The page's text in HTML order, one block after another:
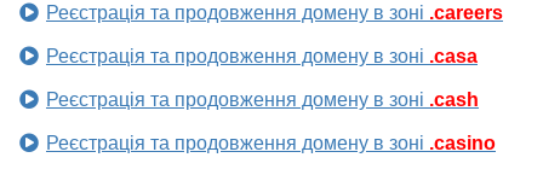
Реєстрація та продовження домену в зоні .careers
Реєстрація та продовження домену в зоні .casa
Реєстрація та продовження домену в зоні .cash
Реєстрація та продовження домену в зоні .casino